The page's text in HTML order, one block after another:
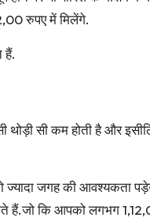
रुपए में मिलेंगे.
हैं.
सी कम होती है और
जगह की आवश्यकता
हैं.जो कि आपको लगभग